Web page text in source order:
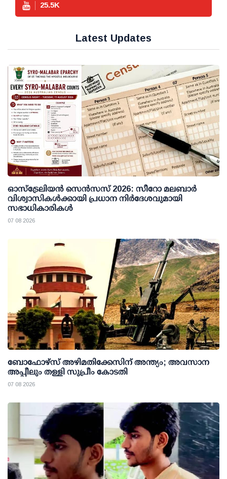
25.5K
Latest Updates
ഓസ്ട്രേലിയൻ സെൻസസ് 2026: സീറോ മലബാർ
വിശ്വാസികൾക്കായി പ്രധാന നിർദേശവുമായി
സഭാധികാരികൾ
07 08 2026
ബോഫോഴ്സ് അഴിമതിക്കേസിന് അന്ത്യം; അവസാന
അപ്പീലും തള്ളി സുപ്രീം കോടതി
07 08 2026